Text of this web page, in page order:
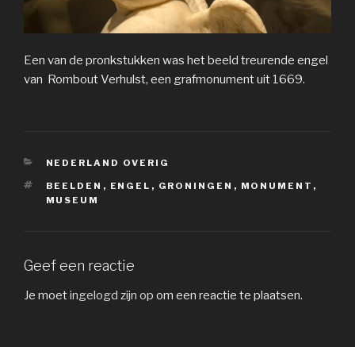
Een van de pronkstukken was het beeld treurende engel
van Rombout Verhulst, een grafmonument uit 1669.
CATEGORIEËN
NEDERLAND OVERIG
TAGS
BEELDEN , ENGEL , GRONINGEN , MONUMENT ,
MUSEUM
Geef een reactie
Je moetingelogd zijn op om een reactie te plaatsen.